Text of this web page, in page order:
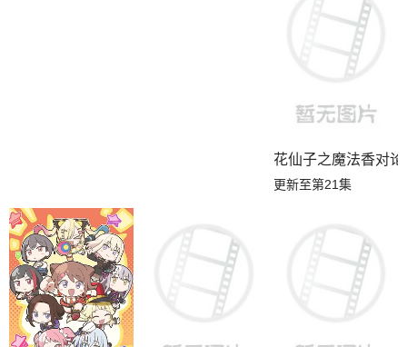
花仙子之魔法香对论
更新至第21集